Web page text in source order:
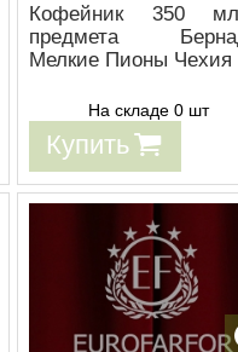
Кофейник 350
предмета
Мелкие Пионы Чехия
На складе 0 шт
Купить